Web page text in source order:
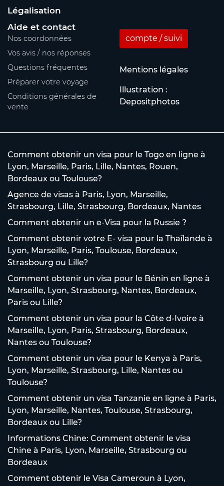
Légalisation
Aide et contact
Nos coordonnées
Vos avis / nos réponses
Questions fréquentes
Préparer votre voyage
Conditions générales de
vente
compte / suivi
Mentions légales
Illustration :
Depositphotos
Comment obtenir un visa pour le Togo en ligne à
Lyon, Marseille, Paris, Lille, Nantes, Rouen,
Bordeaux ou Toulouse?
Agence de visas à Paris, Lyon, Marseille,
Strasbourg, Lille, Strasbourg, Bordeaux, Nantes
Comment obtenir un e-Visa pour la Russie ?
Comment obtenir votre E- visa pour la Thaïlande à
Lyon, Marseille, Paris, Toulouse, Bordeaux,
Strasbourg ou Lille?
Comment obtenir un visa pour le Bénin en ligne à
Marseille, Lyon, Strasbourg, Nantes, Bordeaux,
Paris ou Lille?
Comment obtenir un visa pour la Côte d-Ivoire à
Marseille, Lyon, Paris, Strasbourg, Bordeaux,
Nantes ou Toulouse?
Comment obtenir un visa pour le Kenya à Paris,
Lyon, Marseille, Strasbourg, Lille, Nantes ou
Toulouse?
Comment obtenir un visa Tanzanie en ligne à Paris,
Lyon, Marseille, Nantes, Toulouse, Strasbourg,
Bordeaux ou Lille?
Informations Chine: Comment obtenir le visa
Chine à Paris, Lyon, Marseille, Strasbourg ou
Bordeaux
Comment obtenir le Visa Cameroun à Lyon,